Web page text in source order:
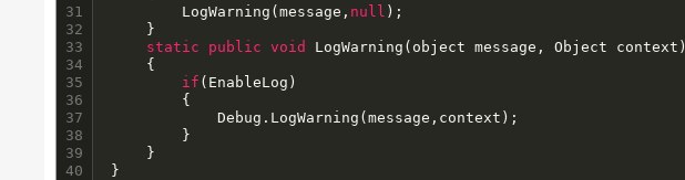
31
32
33
34
35
36
37
38
39
40
		LogWarning(message,
null );
static
public void
LogWarning(object message, Object context)
if (EnableLog)
			Debug.LogWarning(message,context);
}